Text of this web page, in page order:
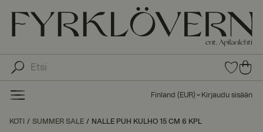
0
tuot
suo
0
tu
ot
Finland ( EUR) Kirjaudu sisään
KOTI SUMMER SALE NALLE PUH KULHO 15 CM 6 KPL